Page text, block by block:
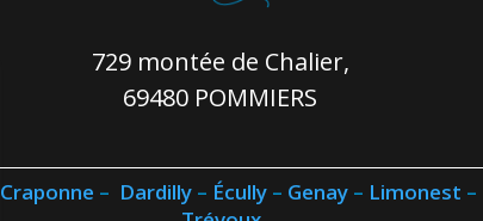
729 montée de Chalier,
69480 POMMIERS
Craponne – Dardilly– Écully– Genay– Limonest –